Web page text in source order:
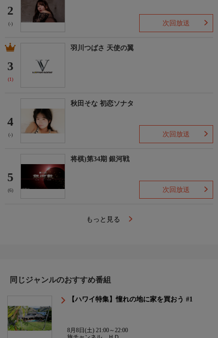
2
(-) 次回放送
3
(1)
羽川つばさ 天使の翼
4
(-)
秋田そな 初恋ソナタ
次回放送
5
(6)
将棋)第34期 銀河戦
次回放送
もっと見る
同じジャンルのおすすめ番組
【ハワイ特集】憧れの地に家を買おう #1
8月8日(土) 21:00～22:00